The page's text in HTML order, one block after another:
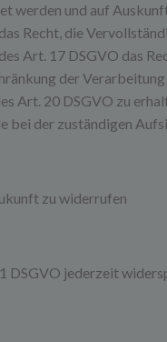
werden und auf
Recht, die
Art. 17 DSGVO das
der Verarbeitung
Art. 20 DSGVO zu
bei der zuständigen
zu widerrufen
jederzeit